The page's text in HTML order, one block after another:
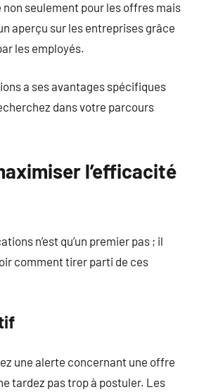
non seulement pour les offres mais
aperçu sur les entreprises grâce
les employés.
a ses avantages spécifiques
dans votre parcours
l’efficacité
n’est qu’un premier pas ; il
comment tirer parti de ces
une alerte concernant une offre
tardez pas trop à postuler. Les